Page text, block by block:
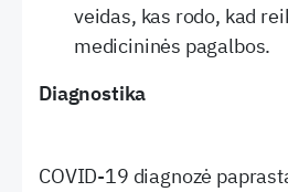
veidas, kas rodo, kad
medicininės pagalbos.
Diagnostika
COVID-19 diagnozė